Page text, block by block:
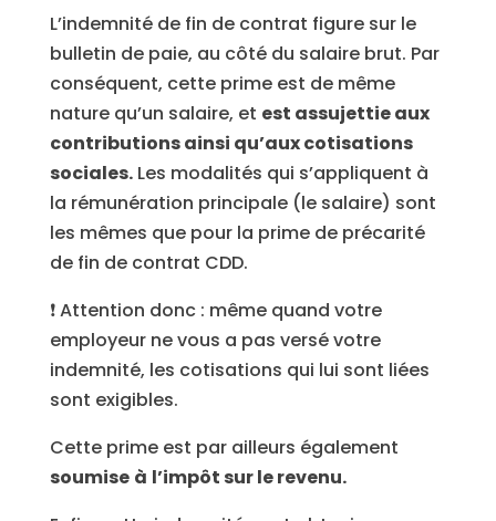
L’indemnité de fin de contrat figure sur le
bulletin de paie, au côté du salaire brut. Par
conséquent, cette prime est de même
nature qu’un salaire, et est assujettie aux
contributions ainsi qu’aux cotisations
sociales.Les modalités qui s’appliquent à
la rémunération principale (le salaire) sont
les mêmes que pour la prime de précarité
de fin de contrat CDD.
❗ Attention donc : même quand votre
employeur ne vous a pas versé votre
indemnité, les cotisations qui lui sont liées
sont exigibles.
Cette prime est par ailleurs également
soumise à l’impôt sur le revenu.